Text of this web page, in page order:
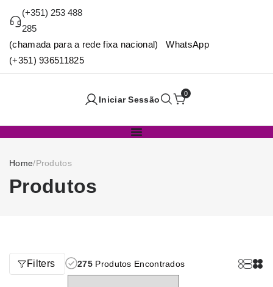
(+351) 253 488
285
(chamada para a rede fixa nacional) WhatsApp
(+351) 936511825
Iniciar Sessão
0
Home/Produtos
Produtos
Filters 275 Produtos Encontrados